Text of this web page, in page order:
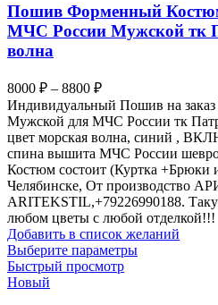
можно
выбрать
на
Пошив Форменный
МЧС России Мужской тк
волна
8000 ₽ – 8800 ₽Диапазон
цен:
8000 ₽
–
8800 ₽
Индивидуальный Пошив на
Мужской для МЧС России тк
цвет морская волна, синий ,
спина вышита МЧС России
Костюм состоит (Куртка +Брюки
Челябинске, От производство
ARITEKSTIL,+79226990188.
любом цветы с любой отделкой!!!
Добавить в список желаний
Выберите параметрыЭтот
Быстрый просмотр
Новый